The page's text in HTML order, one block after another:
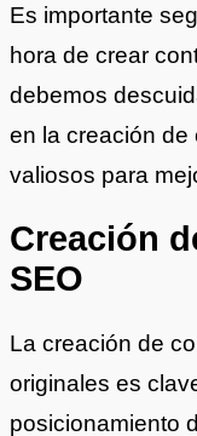
Es importante
hora de crear
debemos
en la creación de
valiosos para
Creación
SEO
La creación de
originales es
posicionamiento